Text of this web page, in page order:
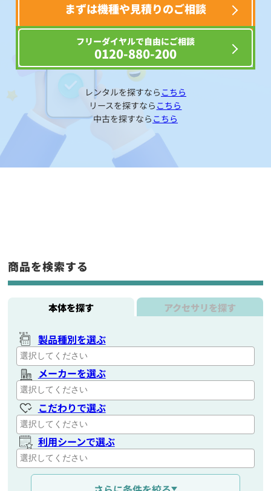
まずは機種や見積りのご相談
フリーダイヤルで自由にご相談
0120-880-200
レンタルを探すなら こちら
リースを探すなら こちら
中古を探すなら こちら
商品を検索する
本体を探す アクセサリを探す
製品種別を選ぶ
メーカーを選ぶ
こだわりで選ぶ
利用シーンで選ぶ
通信距離を選ぶ